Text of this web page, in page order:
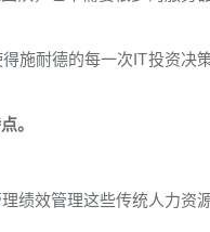
施耐德的每一次IT投资决策
。
绩效管理这些传统人力资